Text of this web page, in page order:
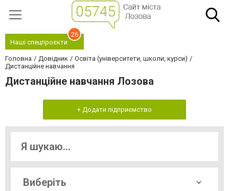
Наші спецпроєкти
26
Головна Довідник
Освіта (університети, школи, курси)
Дистанційне навчання
Дистанційне навчання Лозова
+ Додати підприємство